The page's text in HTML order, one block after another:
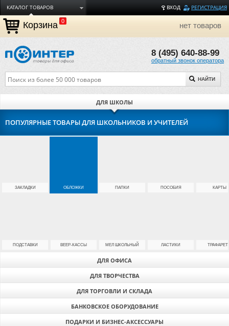
ВХОД РЕГИСТРАЦИЯ
КАТАЛОГ ТОВАРОВ
ДОСТАВКА
ОПЛАТА
ТОРГОВЫЕ МАРКИ
О КОМПАНИИ
Корзина 0 нет товаров
8 (495) 640-88-99
обратный звонок оператора
НАЙТИ
ДЛЯ ОФИСА
ДЛЯ ШКОЛЫ
ДЛЯ ТВОРЧЕСТВА
ДЛЯ ТОРГОВЛИ И СКЛАДА
БАНКОВСКОЕ ОБОРУДОВАНИЕ
ПОДАРКИ И БИЗНЕС-АКСЕССУАРЫ
ПОПУЛЯРНЫЕ ТОВАРЫ ДЛЯ ШКОЛЬНИКОВ И УЧИТЕЛЕЙ
ЗАКЛАДКИ ОБЛОЖКИ ПАПКИ ПОСОБИЯ КАРТЫ
ПОДСТАВКИ ВЕЕР-КАССЫ МЕЛ ШКОЛЬНЫЙ ЛАСТИКИ